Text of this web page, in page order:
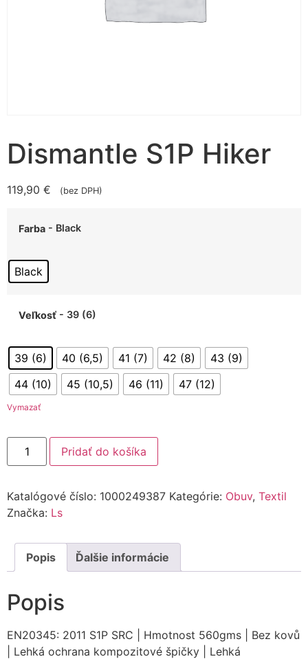
Dismantle S1P Hiker
119,90 € (bez DPH)
Farba - Black
Black
Veľkosť - 39 (6)
39 (6) 40 (6,5) 41 (7) 42 (8)
43 (9)
44 (10)
45 (10,5) 46 (11) 47 (12)
Vymazať
Pridať do košíka
Katalógové číslo: 1000249387 Kategórie: Obuv, Textil
Značka: Ls
Popis Ďalšie informácie
Popis
EN20345: 2011 S1P SRC | Hmotnost 560gms | Bez kovů
| Lehká ochrana kompozitové špičky | Lehká